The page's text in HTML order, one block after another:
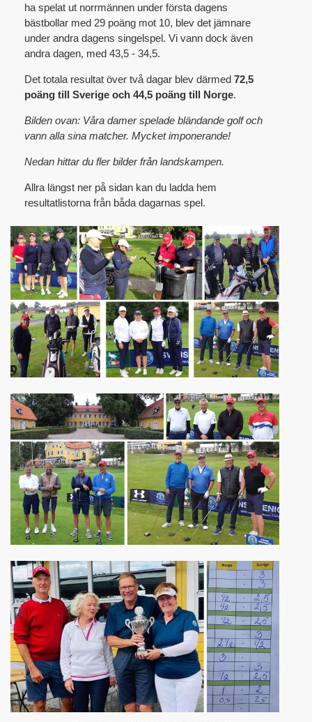
ha spelat ut norrmännen under första dagens
bästbollar med 29 poäng mot 10, blev det jämnare
under andra dagens singelspel. Vi vann dock även
andra dagen, med 43,5 - 34,5.
Det totala resultat över två dagar blev därmed 72,5
poäng till Sverige och 44,5 poäng till Norge.
Bilden ovan: Våra damer spelade bländande golf och
vann alla sina matcher. Mycket imponerande!
Nedan hittar du fler bilder från landskampen.
Allra längst ner på sidan kan du ladda hem
resultatlistorna från båda dagarnas spel.